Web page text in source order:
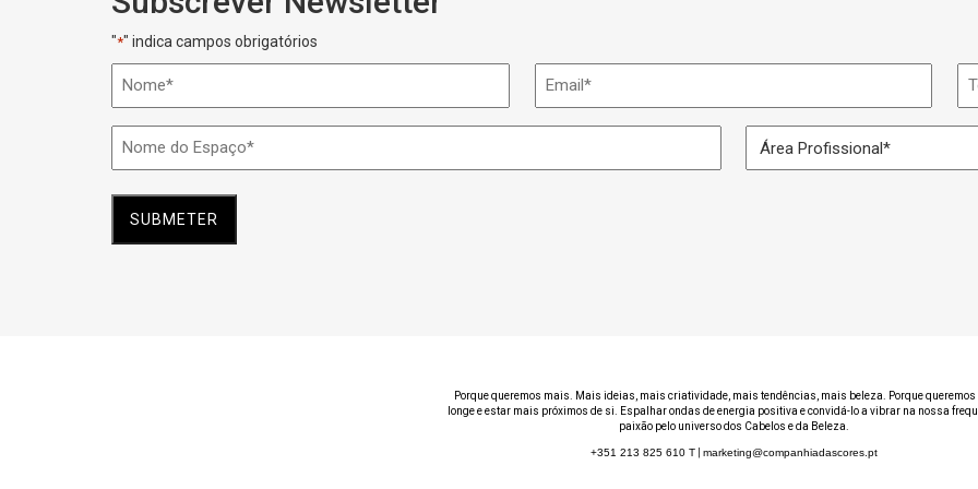
"*" indica campos obrigatórios
Nome Email
Nome
do
Área
Profissional
Porque queremos mais. Mais ideias, mais criatividade, mais tendências, mais beleza. Porque
longe e estar mais próximos de si. Espalhar ondas de energia positiva e convidá-lo a vibrar na nossa
paixão pelo universo dos Cabelos e da Beleza.
+351 213 825 610 T| marketing@companhiadascores.pt